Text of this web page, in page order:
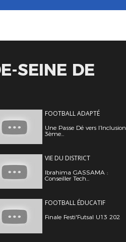
SEINE DE
FOOTBALL ADAPTÉ
Une Passe Dé vers l’Inclusion
3ème...
VIE DU DISTRICT
Ibrahima GASSAMA :
Conseiller Tech...
FOOTBALL ÉDUCATIF
Finale Festi'Futsal U13 202